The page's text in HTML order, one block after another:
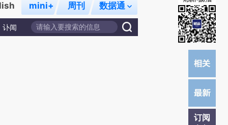
mini+ 周刊 数据通
讣闻
订阅